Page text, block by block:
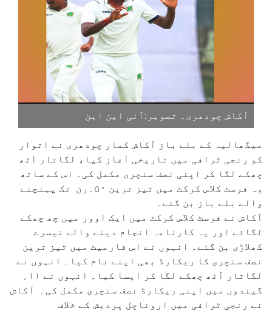
آکاش چودھری۔ تصویر:آئی این این
میگھالیہ کے بلے باز آکاش کمار چودھری نے اتوار
کو رنجی ٹرافی میں تاریخی آغاز کیا، لگاتار آٹھ
چھکے لگا کر اپنی نصف سنچری مکمل کی۔ اس کے ساتھ
وہ فرسٹ کلاس کرکٹ میں تیز ترین ۵۰؍رن تک پہنچنے
والے بلے باز بن گئے۔
آکاش نے فرسٹ کلاس کرکٹ میں ایک اوور میں چھ چھکے
لگائے اور یہ کارنامہ انجام دینے والے تیسرے
کھلاڑی بن گئے۔ انہوں نے اس فارمیٹ میں تیز ترین
نصف سنچری کا ریکارڈ بھی اپنے نام کیا۔ انہوں نے
گیندوں میں اپنی ریکارڈ نصف سنچری مکمل کی۔ آکاش
نے رنجی ٹرافی میں اروناچل پردیش کے خلاف